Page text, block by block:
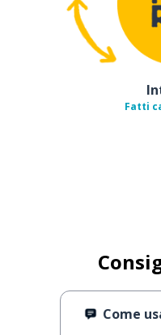
Fatti
Come